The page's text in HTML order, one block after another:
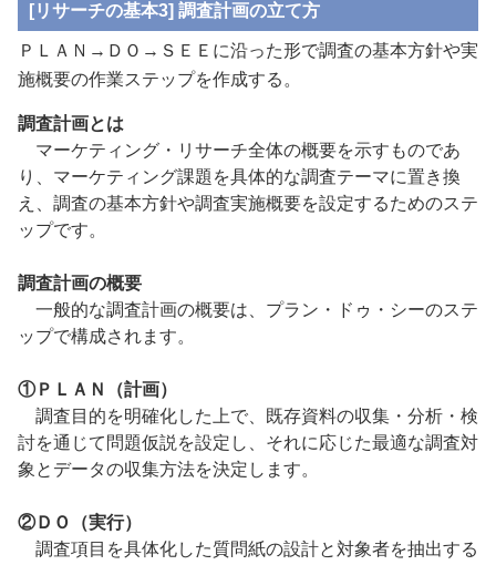
[リサーチの基本3] 調査計画の立て方
ＰＬＡＮ→ＤＯ→ＳＥＥに沿った形で調査の基本方針や実
施概要の作業ステップを作成する。
調査計画とは
マーケティング・リサーチ全体の概要を示すものであ
り、マーケティング課題を具体的な調査テーマに置き換
え、調査の基本方針や調査実施概要を設定するためのステ
ップです。
調査計画の概要
一般的な調査計画の概要は、プラン・ドゥ・シーのステ
ップで構成されます。
①ＰＬＡＮ（計画）
調査目的を明確化した上で、既存資料の収集・分析・検
討を通じて問題仮説を設定し、それに応じた最適な調査対
象とデータの収集方法を決定します。
②ＤＯ（実行）
調査項目を具体化した質問紙の設計と対象者を抽出する